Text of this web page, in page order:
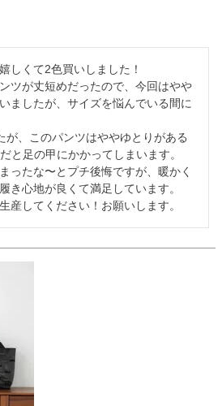
しくて2色買いしました！
ツが丈短めだったので、今回はやや
ましたが、サイズを悩んでいる間に
が、このパンツはややゆとりがある
と足の甲にかかってしまいます。
ったな〜とプチ後悔ですが、暖かく
き心地が良くて満足しています。
産してください！お願いします。